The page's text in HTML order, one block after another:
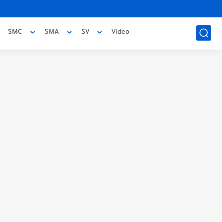
SMC SMA SV Video